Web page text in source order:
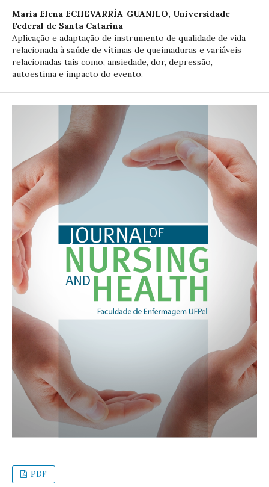
Maria Elena ECHEVARRÍA-GUANILO, Universidade
Federal de Santa Catarina
Aplicação e adaptação de instrumento de qualidade de vida
relacionada à saúde de vítimas de queimaduras e variáveis
relacionadas tais como, ansiedade, dor, depressão,
autoestima e impacto do evento.
PDF